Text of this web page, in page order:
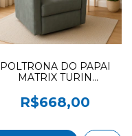
POLTRONA DO PAPAI
MATRIX TURIN
250 (F.L)
R$668,00